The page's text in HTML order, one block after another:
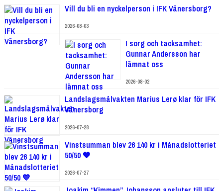
Vill du bli en nyckelperson i IFK Vänersborg?
2026-08-03
I sorg och tacksamhet:
Gunnar Andersson har
lämnat oss
2026-08-02
Landslagsmålvakten Marius Lerø klar för IFK
Vänersborg
2026-07-28
Vinstsumman blev 26 140 kr i Månadslotteriet
50/50 💙
2026-07-27